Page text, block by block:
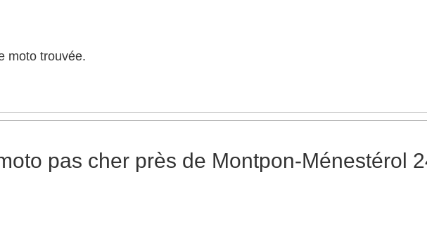
moto trouvée.
pas cher près de Montpon-Ménestérol